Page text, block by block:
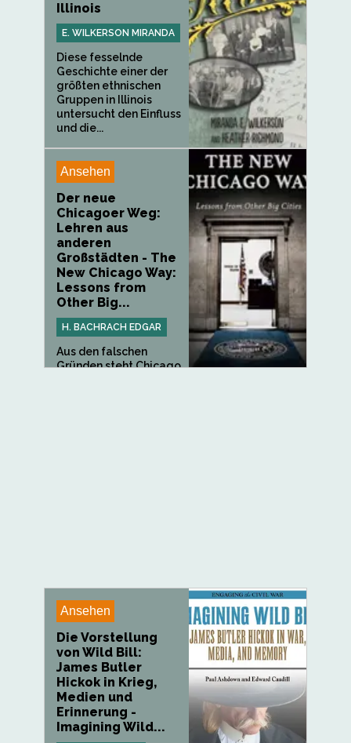
Illinois
E. WILKERSON MIRANDA
Diese fesselnde
Geschichte einer der
größten ethnischen
Gruppen in Illinois
untersucht den Einfluss
und die...
Ansehen
Der neue
Chicagoer Weg:
Lehren aus
anderen
Großstädten - The
New Chicago Way:
Lessons from
Other Big...
H. BACHRACH EDGAR
Aus den falschen
Gründen steht Chicago
Ansehen
Die Vorstellung
von Wild Bill:
James Butler
Hickok in Krieg,
Medien und
Erinnerung -
Imagining Wild...